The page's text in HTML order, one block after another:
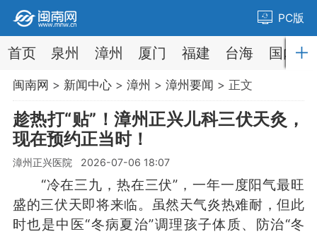
PC版
首页 泉州 漳州 厦门 福建 台海 国内
闽南网 > 新闻中心> 漳州 > 漳州要闻 > 正文
趁热打“贴”！漳州正兴儿科三伏天灸，
现在预约正当时！
漳州正兴医院 2026-07-06 18:07
“冷在三九，热在三伏”，一年一度阳气最旺
盛的三伏天即将来临。虽然天气炎热难耐，但此
时也是中医“冬病夏治”调理孩子体质、防治“冬